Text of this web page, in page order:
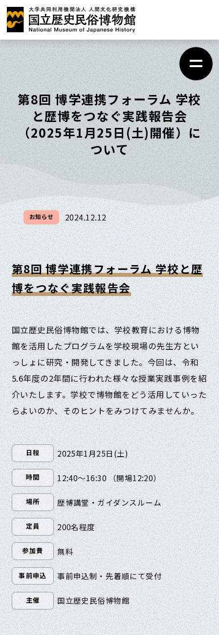
第8回 博学連携フォーラム 学校
と歴博をつなぐ実践報告会
（2025年1月25日(土)開催）に
ついて
お知らせ 2024.12.12
第8回 博学連携フォーラム 学校と歴
博をつなぐ実践報告会
国立歴史民俗博物館では、学校教育における博物
館を活用したプログラムを学校現場の先生方とい
っしょに研究・開発してきました。今回は、令和
5.6年度の2年間に行われた様々な授業実践事例を紹
介いたします。学校で博物館をどう活用していった
らよいのか、そのヒントをみつけてみませんか。
日程 2025年1月25日(土)
時間 12:40～16:30 （開場12:20）
場所 歴博講堂・ガイダンスルーム
定員 200名程度
参加費 無料
事前申込 事前申込制・先着順にて受付
主催 国立歴史民俗博物館